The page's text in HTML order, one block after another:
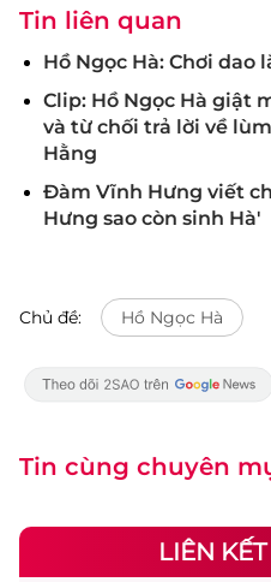
Tin liên quan
Hồ Ngọc Hà: Chơi dao
Clip: Hồ Ngọc Hà giật
và từ chối trả lời về
Hằng
Đàm Vĩnh Hưng viết
Hưng sao còn sinh Hà'
Chủ đề: Hồ Ngọc Hà
Tin cùng chuyên
LIÊN